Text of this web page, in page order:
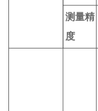
测量精
度